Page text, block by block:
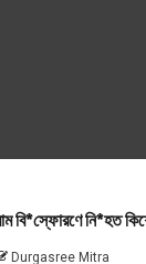
বি*স্ফোরণে নি*হত
Durgasree Mitra